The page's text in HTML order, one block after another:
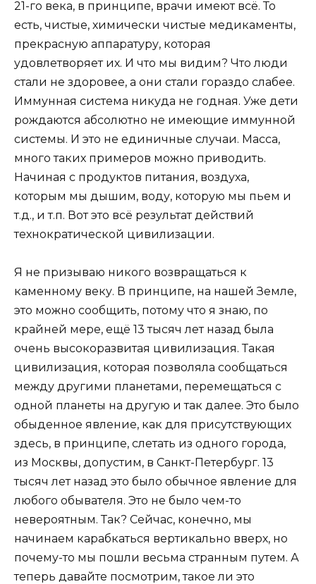
21-го века, в принципе, врачи имеют всё. То
есть, чистые, химически чистые медикаменты,
прекрасную аппаратуру, которая
удовлетворяет их. И что мы видим? Что люди
стали не здоровее, а они стали гораздо слабее.
Иммунная система никуда не годная. Уже дети
рождаются абсолютно не имеющие иммунной
системы. И это не единичные случаи. Масса,
много таких примеров можно приводить.
Начиная с продуктов питания, воздуха,
которым мы дышим, воду, которую мы пьем и
т.д., и т.п. Вот это всё результат действий
технократической цивилизации.
Я не призываю никого возвращаться к
каменному веку. В принципе, на нашей Земле,
это можно сообщить, потому что я знаю, по
крайней мере, ещё 13 тысяч лет назад была
очень высокоразвитая цивилизация. Такая
цивилизация, которая позволяла сообщаться
между другими планетами, перемещаться с
одной планеты на другую и так далее. Это было
обыденное явление, как для присутствующих
здесь, в принципе, слетать из одного города,
из Москвы, допустим, в Санкт-Петербург. 13
тысяч лет назад это было обычное явление для
любого обывателя. Это не было чем-то
невероятным. Так? Сейчас, конечно, мы
начинаем карабкаться вертикально вверх, но
почему-то мы пошли весьма странным путем. А
теперь давайте посмотрим, такое ли это